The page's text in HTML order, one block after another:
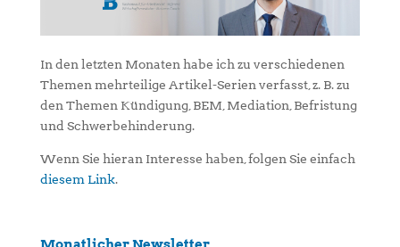
In den letzten Monaten habe ich zu verschiedenen
Themen mehrteilige Artikel-Serien verfasst, z. B. zu
den Themen Kündigung, BEM, Mediation, Befristung
und Schwerbehinderung.
Wenn Sie hieran Interesse haben, folgen Sie einfach
diesem Link.